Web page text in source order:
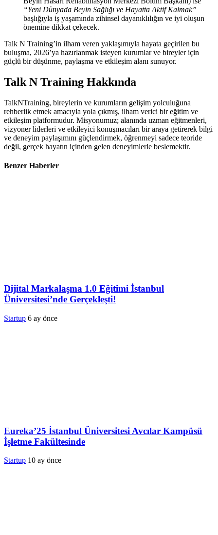
“Yeni Dünyada Beyin Sağlığı ve Hayatta Aktif Kalmak”
başlığıyla iş yaşamında zihinsel dayanıklılığın ve iyi oluşun
önemine dikkat çekecek.
Talk N Training’in ilham veren yaklaşımıyla hayata geçirilen bu
buluşma, 2026’ya hazırlanmak isteyen kurumlar ve bireyler için
güçlü bir düşünme, paylaşma ve etkileşim alanı sunuyor.
Talk N Training Hakkında
TalkNTraining, bireylerin ve kurumların gelişim yolculuğuna
rehberlik etmek amacıyla yola çıkmış, ilham verici bir eğitim ve
etkileşim platformudur. Misyonumuz; alanında uzman eğitmenleri,
vizyoner liderleri ve etkileyici konuşmacıları bir araya getirerek bilgi
ve deneyim paylaşımını güçlendirmek, öğrenmeyi sadece teoride
değil, gerçek hayatın içinden gelen deneyimlerle beslemektir.
Benzer Haberler
Dijital Markalaşma 1.0 Eğitimi İstanbul
Üniversitesi’nde Gerçekleşti!
Startup 6 ay önce
Eureka’25 İstanbul Üniversitesi Avcılar Kampüsü
İşletme Fakültesinde
Startup 10 ay önce